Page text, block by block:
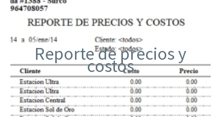
Reporte de precios y
costos